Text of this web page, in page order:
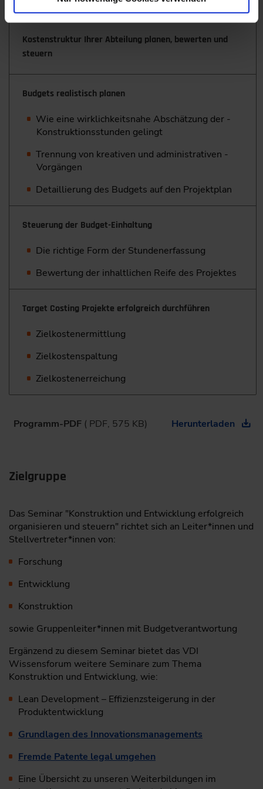
Claim Management richtig anwenden
Kostenstruktur Ihrer Abteilung planen, ­bewerten und
steuern
Budgets realistisch planen
Wie eine wirklichkeitsnahe Abschätzung der ­
Konstruktionsstunden gelingt
Trennung von kreativen und administrativen ­
Vorgängen
Detaillierung des Budgets auf den Projektplan
Steuerung der Budget-Einhaltung
Die richtige Form der Stundenerfassung
Bewertung der inhaltlichen Reife des Projektes
Target Costing Projekte erfolgreich durchführen
Zielkostenermittlung
Zielkostenspaltung
Zielkostenerreichung
Programm-PDF ( PDF, 575 KB) Herunterladen
Zielgruppe
Das Seminar "Konstruktion und Entwicklung erfolgreich
organisieren und steuern" richtet sich an Leiter*innen und
Stellvertreter*innen von:
Forschung
Entwicklung
Konstruktion
sowie Gruppenleiter*innen mit Budgetverantwortung
Ergänzend zu diesem Seminar bietet das VDI
Wissensforum weitere Seminare zum Thema
Konstruktion und Entwicklung, wie:
Lean Development – Effizienzsteigerung in der
Produktentwicklung
Grundlagen des Innovationsmanagements
Fremde Patente legal umgehen
Eine Übersicht zu unseren Weiterbildungen im